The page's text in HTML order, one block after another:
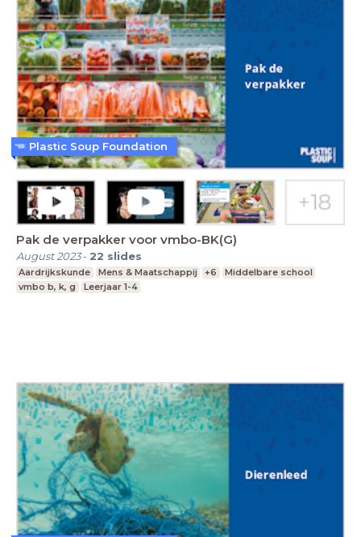
Pak de verpakker voor vmbo-BK(G)
August 2023- 22 slides
Aardrijkskunde Mens & Maatschappij +6
Middelbare school
vmbo b, k, g
Leerjaar 1-4
Plastic Soup Foundation